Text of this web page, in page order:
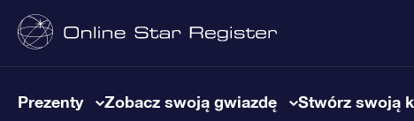
Prezenty Zobacz swoją gwiazdę Stwórz swoją